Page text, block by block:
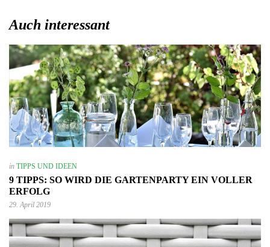
Auch interessant
in TIPPS UND IDEEN
9 TIPPS: SO WIRD DIE GARTENPARTY EIN VOLLER
ERFOLG
29. April 2019